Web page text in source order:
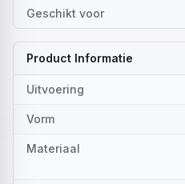
Geschikt voor
Product Informatie
Uitvoering
Vorm
Materiaal